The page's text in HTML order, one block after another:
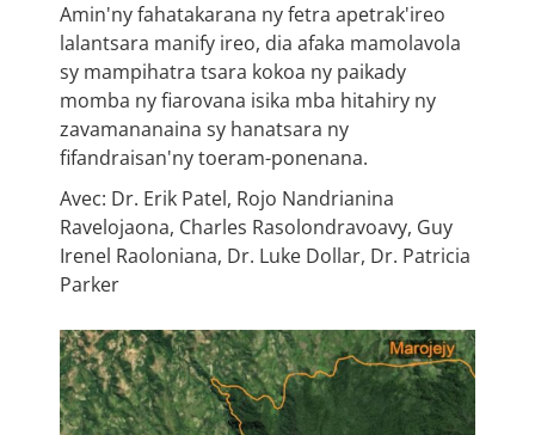
Amin'ny fahatakarana ny fetra apetrak'ireo
lalantsara manify ireo, dia afaka mamolavola
sy mampihatra tsara kokoa ny paikady
momba ny fiarovana isika mba hitahiry ny
zavamananaina sy hanatsara ny
fifandraisan'ny toeram-ponenana.
Avec: Dr. Erik Patel, Rojo Nandrianina
Ravelojaona, Charles Rasolondravoavy, Guy
Irenel Raoloniana, Dr. Luke Dollar, Dr. Patricia
Parker